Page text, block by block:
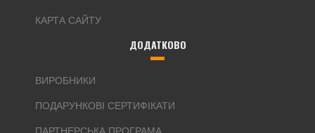
КАРТА САЙТУ
ДОДАТКОВО
ВИРОБНИКИ
ПОДАРУНКОВІ СЕРТИФІКАТИ